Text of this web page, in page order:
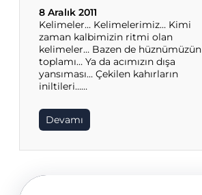
8 Aralık 2011
Kelimeler… Kelimelerimiz… Kimi
zaman kalbimizin ritmi olan
kelimeler… Bazen de hüznümüzün
toplamı… Ya da acımızın dışa
yansıması… Çekilen kahırların
iniltileri……
Devamı